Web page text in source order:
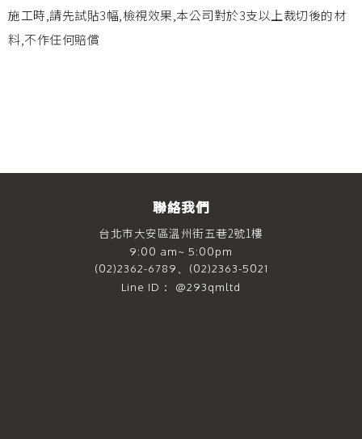
施工時,請先試貼3幅,檢視效果,本公司對於3支以上裁切後的材
料,不作任何賠償
聯絡我們
台北市大安區溫州街五巷2號1樓
9:00 am~ 5:00pm
(02)2362-6789、(02)2363-5021
Line ID： @293qmltd